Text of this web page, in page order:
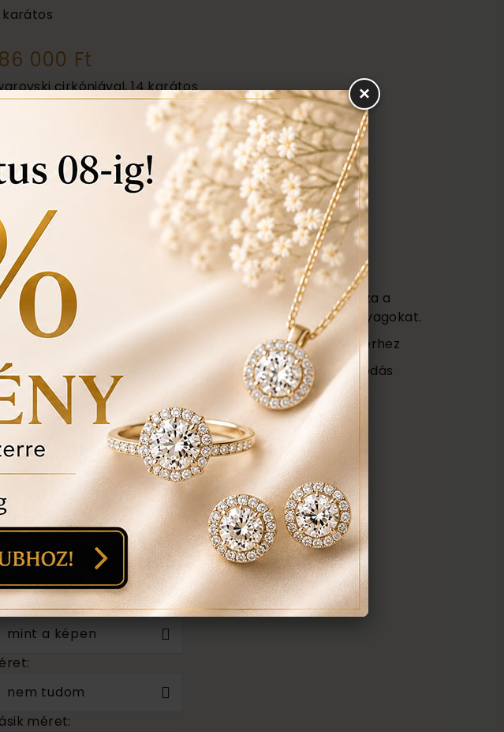
karátos
000 Ft
cirkóniával, 14 karátos
14 karátos törtarany beszámítás 25.600 Ft/g áron!
felvásárlás 22.500 Ft/g áron!
felül még:
Örökös garanciális tisztítás, polírozás
Ingyenes méret állítás
Vásárlási bizonylat avagy (Certificate) mely tartalmazza a
felhasznált kövek minőségét az ékszerben található anyagokat.
Ékszertartó doboz és ajándék tartó táska minden ékszerhez
Évente 1 alkalommal ingyenes ellenőrzés, rejtett károsodás
történt-e , mozgó kő, repedés a gyűrűn stb. Az általunk
felfedezett hibákat ingyenesen javítjuk.
A TERMÉK, AJÁNLATOT KÉREK
1
mint a képen
nem tudom
méret:
×